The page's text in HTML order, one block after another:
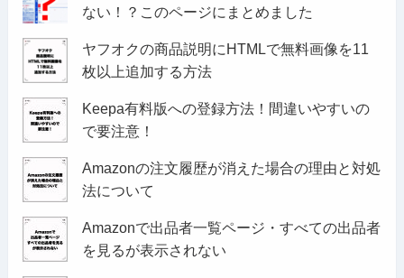
ない！？このページにまとめました
ヤフオクの商品説明にHTMLで無料画像を11
枚以上追加する方法
Keepa有料版への登録方法！間違いやすいの
で要注意！
Amazonの注文履歴が消えた場合の理由と対処
法について
Amazonで出品者一覧ページ・すべての出品者
を見るが表示されない